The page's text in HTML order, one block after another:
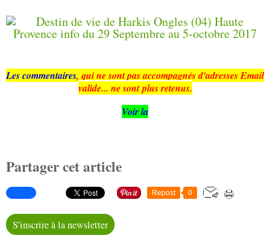
Les commentaires, qui ne sont pas accompagnés d'adresses Email
valide... ne sont plus retenus.
Voir la
Partager cet article
Repost 0
S'inscrire à la newsletter